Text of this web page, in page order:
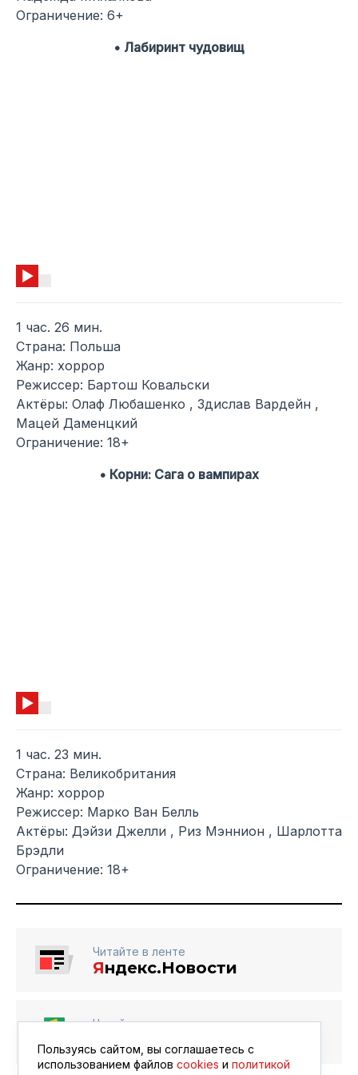
Ограничение: 6+
• Лабиринт чудовищ
1 час. 26 мин.
Страна: Польша
Жанр: хоррор
Режиссер: Бартош Ковальски
Актёры: Олаф Любашенко , Здислав Вардейн ,
Мацей Даменцкий
Ограничение: 18+
• Корни: Сага о вампирах
1 час. 23 мин.
Страна: Великобритания
Жанр: хоррор
Режиссер: Марко Ван Белль
Актёры: Дэйзи Джелли , Риз Мэннион , Шарлотта
Брэдли
Ограничение: 18+
Читайте в ленте
Яндекс.Новости
Читайте в ленте
Пользуясь сайтом, вы соглашаетесь с
использованием файлов cookies и политикой